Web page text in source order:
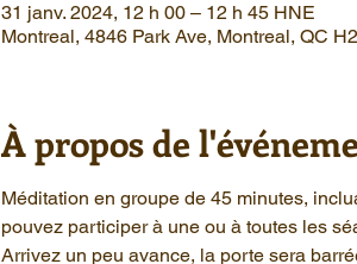
31 janv. 2024, 12 h 00 – 12 h 45 HNE
Montreal, 4846 Park Ave, Montreal, QC
À propos de
Méditation en groupe de 45 minutes,
pouvez participer à une ou à toutes les
Arrivez un peu avance, la porte sera